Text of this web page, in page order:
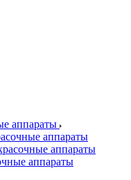
аппараты
аппараты
аппараты
аппараты